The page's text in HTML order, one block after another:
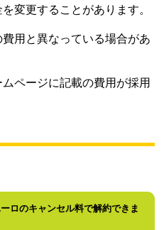
変更することがあります。
用と異なっている場合があ
ページに記載の費用が採用
ロのキャンセル料で解約できま